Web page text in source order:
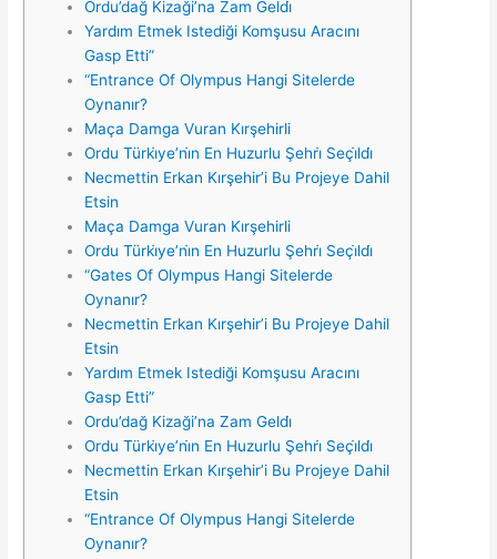
Ordu’dağ Kizaği’na Zam Geldi̇
Yardım Etmek Istediği Komşusu Aracını
Gasp Etti”
“Entrance Of Olympus Hangi Sitelerde
Oynanır?
Maça Damga Vuran Kırşehirli
Ordu Türki̇ye’ni̇n En Huzurlu Şehri̇ Seçi̇ldi̇
Necmettin Erkan Kırşehir’i Bu Projeye Dahil
Etsin
Maça Damga Vuran Kırşehirli
Ordu Türki̇ye’ni̇n En Huzurlu Şehri̇ Seçi̇ldi̇
“Gates Of Olympus Hangi Sitelerde
Oynanır?
Necmettin Erkan Kırşehir’i Bu Projeye Dahil
Etsin
Yardım Etmek Istediği Komşusu Aracını
Gasp Etti”
Ordu’dağ Kizaği’na Zam Geldi̇
Ordu Türki̇ye’ni̇n En Huzurlu Şehri̇ Seçi̇ldi̇
Necmettin Erkan Kırşehir’i Bu Projeye Dahil
Etsin
“Entrance Of Olympus Hangi Sitelerde
Oynanır?